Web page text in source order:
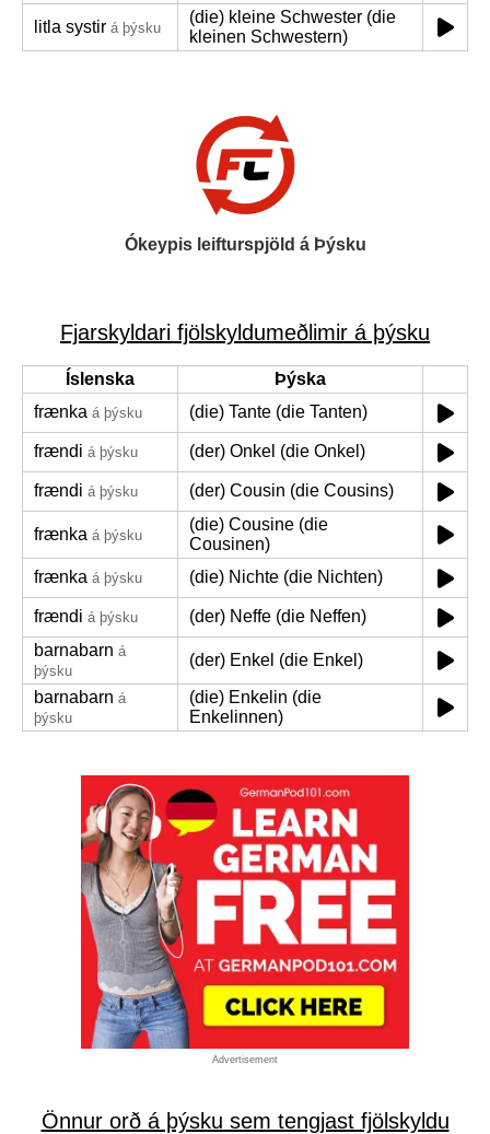
litla systir á þýsku
(die) kleine Schwester (die
kleinen Schwestern)
Ókeypis leifturspjöld á Þýsku
Fjarskyldari fjölskyldumeðlimir á þýsku
Íslenska
Þýska
frænka á þýsku (die) Tante (die Tanten)
frændi á þýsku (der) Onkel (die Onkel)
frændi á þýsku (der) Cousin (die Cousins)
frænka á þýsku
(die) Cousine (die
Cousinen)
frænka á þýsku (die) Nichte (die Nichten)
frændi á þýsku
(der) Neffe (die Neffen)
barnabarn á
þýsku
(der) Enkel (die Enkel)
barnabarn á
þýsku
(die) Enkelin (die
Enkelinnen)
Advertisement
Önnur orð á þýsku sem tengjast fjölskyldu